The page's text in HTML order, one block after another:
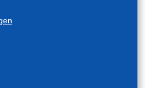
Wahlen